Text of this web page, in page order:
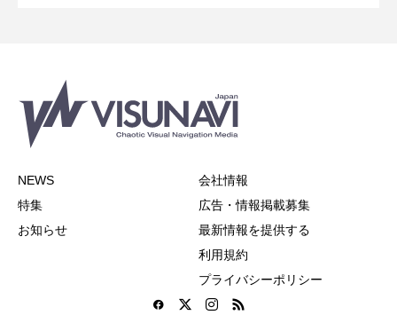
NEWS
特集
お知らせ
会社情報
広告・情報掲載募集
最新情報を提供する
利用規約
プライバシーポリシー